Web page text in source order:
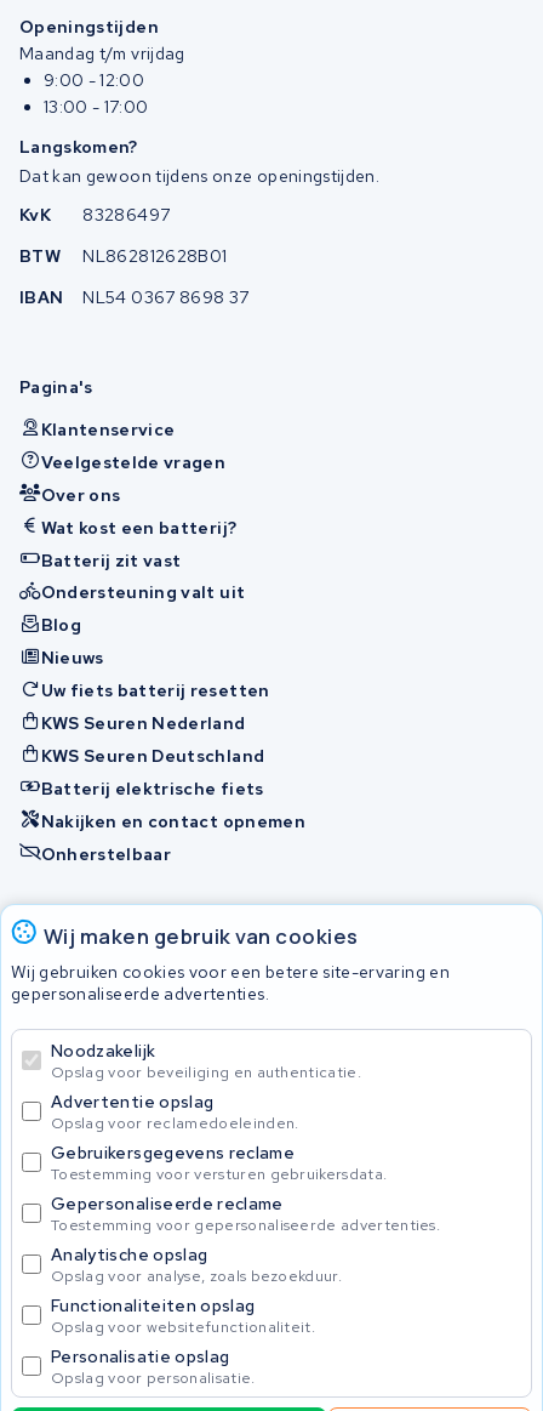
Wij maken gebruik van cookies
Wij gebruiken cookies voor een betere site-ervaring en
gepersonaliseerde advertenties.
Noodzakelijk
Opslag voor beveiliging en authenticatie.
Advertentie opslag
Opslag voor reclamedoeleinden.
Gebruikersgegevens reclame
Toestemming voor versturen gebruikersdata.
Gepersonaliseerde reclame
Toestemming voor gepersonaliseerde advertenties.
Analytische opslag
Opslag voor analyse, zoals bezoekduur.
Functionaliteiten opslag
Opslag voor websitefunctionaliteit.
Personalisatie opslag
Opslag voor personalisatie.
Openingstijden
Maandag t/m vrijdag
9:00 - 12:00
13:00 - 17:00
Langskomen?
Dat kan gewoon tijdens onze openingstijden.
KvK
83286497
BTW
NL862812628B01
IBAN
NL54 0367 8698 37
Pagina's
Klantenservice
Veelgestelde vragen
Over ons
Wat kost een batterij?
Batterij zit vast
Ondersteuning valt uit
Blog
Nieuws
Uw fiets batterij resetten
KWS Seuren Nederland
KWS Seuren Deutschland
Batterij elektrische fiets
Nakijken en contact opnemen
Onherstelbaar
Accu's
Privacy Policy